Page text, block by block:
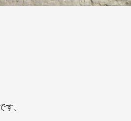
す。